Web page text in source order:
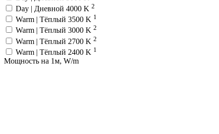
Day | Дневной 4000 K 2
Warm | Тёплый 3500 K 1
Warm | Тёплый 3000 K 2
Warm | Тёплый 2700 K 2
Warm | Тёплый 2400 K 1
Мощность на 1м, W/m